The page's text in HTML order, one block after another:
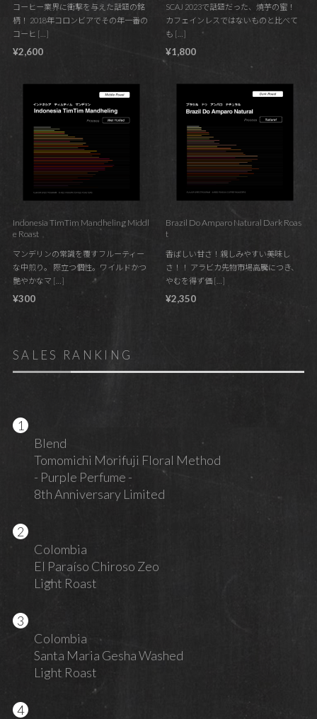
コーヒー業界に衝撃を与えた話題の銘
柄！ 2018年コロンビアでその年一番の
コーヒ […]
¥2,600
SCAJ 2023で話題だった、焼芋の蜜！
カフェインレスではないものと比べて
も […]
¥1,800
Indonesia TimTim Mandheling Middl
e Roast
マンデリンの常識を覆すフルーティー
な中煎り。 際立つ個性。ワイルドかつ
艶やかなマ […]
¥300
Brazil Do Amparo Natural Dark Roas
t
香ばしい甘さ！親しみやすい美味し
さ！！ アラビカ先物市場高騰につき、
やむを得ず価 […]
¥2,350
SALES RANKING
Blend
Tomomichi Morifuji Floral Method
- Purple Perfume -
8th Anniversary Limited
Colombia
El Paraíso Chiroso Zeo
Light Roast
Colombia
Santa Maria Gesha Washed
Light Roast